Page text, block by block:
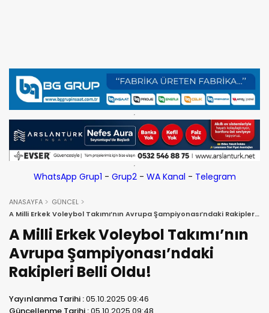
WhatsApp Grup1 - Grup2- WA Kanal - Telegram
ANASAYFA
GÜNCEL
A Milli Erkek Voleybol Takımı’nın Avrupa Şampiyonası’ndaki Rakipleri
Belli Oldu!
A Milli Erkek Voleybol Takımı’nın
Avrupa Şampiyonası’ndaki
Rakipleri Belli Oldu!
Yayınlanma Tarihi :05.10.2025 09:46